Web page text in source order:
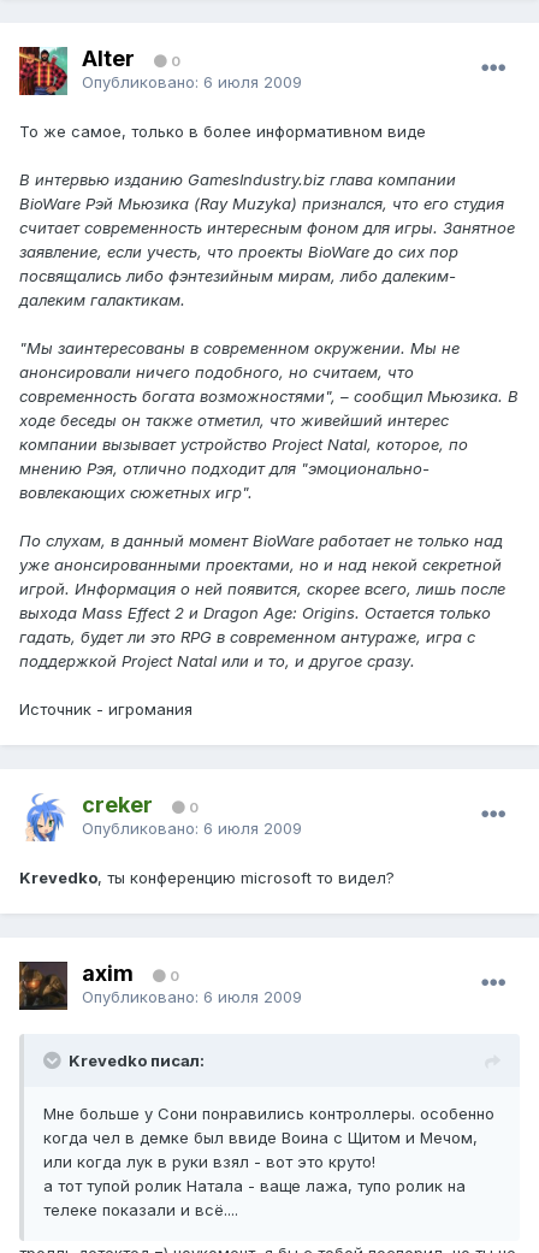
Alter 0
Опубликовано: 6 июля 2009
То же самое, только в более информативном виде
В интервью изданию GamesIndustry.biz глава компании
BioWare Рэй Мьюзика (Ray Muzyka) признался, что его студия
считает современность интересным фоном для игры. Занятное
заявление, если учесть, что проекты BioWare до сих пор
посвящались либо фэнтезийным мирам, либо далеким-
далеким галактикам.
"Мы заинтересованы в современном окружении. Мы не
анонсировали ничего подобного, но считаем, что
современность богата возможностями", – сообщил Мьюзика. В
ходе беседы он также отметил, что живейший интерес
компании вызывает устройство Project Natal, которое, по
мнению Рэя, отлично подходит для "эмоционально-
вовлекающих сюжетных игр".
По слухам, в данный момент BioWare работает не только над
уже анонсированными проектами, но и над некой секретной
игрой. Информация о ней появится, скорее всего, лишь после
выхода Mass Effect 2 и Dragon Age: Origins. Остается только
гадать, будет ли это RPG в современном антураже, игра с
поддержкой Project Natal или и то, и другое сразу.
Источник - игромания
creker 0
Опубликовано: 6 июля 2009
Krevedko, ты конференцию microsoft то видел?
axim 0
Опубликовано: 6 июля 2009
Krevedko писал:
Мне больше у Сони понравились контроллеры. особенно
когда чел в демке был ввиде Воина с Щитом и Мечом,
или когда лук в руки взял - вот это круто!
а тот тупой ролик Натала - ваще лажа, тупо ролик на
телеке показали и всё....